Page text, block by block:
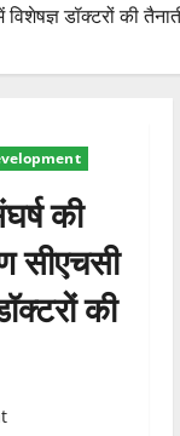
डॉक्टरों की
की
सीएचसी
की